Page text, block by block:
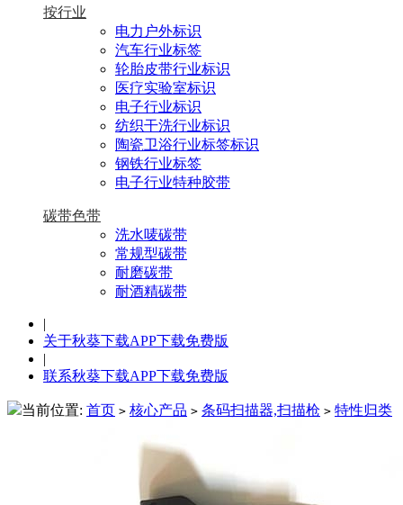
按行业
电力户外标识
汽车行业标签
轮胎皮带行业标识
医疗实验室标识
电子行业标识
纺织干洗行业标识
陶瓷卫浴行业标签标识
钢铁行业标签
电子行业特种胶带
碳带色带
洗水唛碳带
常规型碳带
耐磨碳带
耐酒精碳带
|
关于秋葵下载APP下载免费版
|
联系秋葵下载APP下载免费版
当前位置: 首页 > 核心产品 > 条码扫描器,扫描枪 > 特性归类